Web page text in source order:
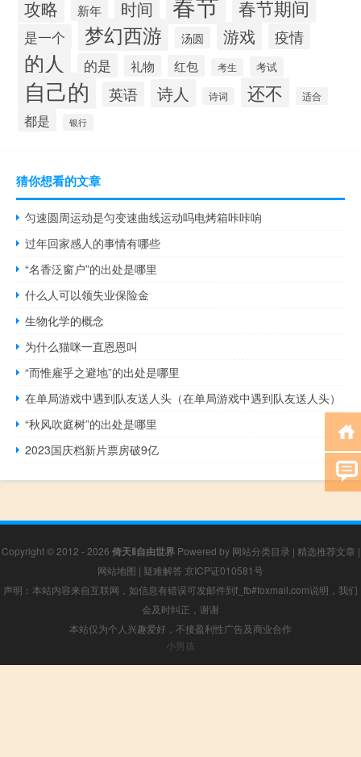
攻略 新年 时间 春节期间
是一个 梦幻西游 汤圆 游戏 疫情
的人 的是 礼物 红包 考生 考试
自己的 英语 诗人 诗词 还不 适合
都是 银行
猜你想看的文章
匀速圆周运动是匀变速曲线运动吗电烤箱咔咔响
过年回家感人的事情有哪些
“名香泛窗户”的出处是哪里
什么人可以领失业保险金
生物化学的概念
为什么猫咪一直恩恩叫
“而惟雇乎之避地”的出处是哪里
在单局游戏中遇到队友送人头（在单局游戏中遇到队友送人头）
“秋风吹庭树”的出处是哪里
2023国庆档新片票房破9亿
Copyright © 2012 - 2026 倚天Ⅱ自由世界Powered by 网站分类目录 | 精选推荐文章 |
网站地图 | 疑难解答 京ICP证010581号
声明：本站内容来自互联网，如信息有错误可发邮件到f_fb#foxmail.com说明，我们
会及时纠正，谢谢
本站仅为个人兴趣爱好，不接盈利性广告及商业合作
小男孩